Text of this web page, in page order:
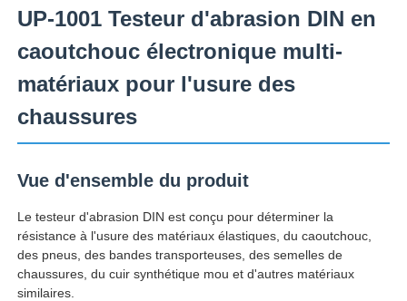
Aperçu
Produits
A propos de nous
Visite d'usine
UP-1001 Testeur d'abrasion DIN en
caoutchouc électronique multi-
matériaux pour l'usure des
chaussures
Vue d'ensemble du produit
Le testeur d'abrasion DIN est conçu pour déterminer la
résistance à l'usure des matériaux élastiques, du caoutchouc,
des pneus, des bandes transporteuses, des semelles de
chaussures, du cuir synthétique mou et d'autres matériaux
similaires.